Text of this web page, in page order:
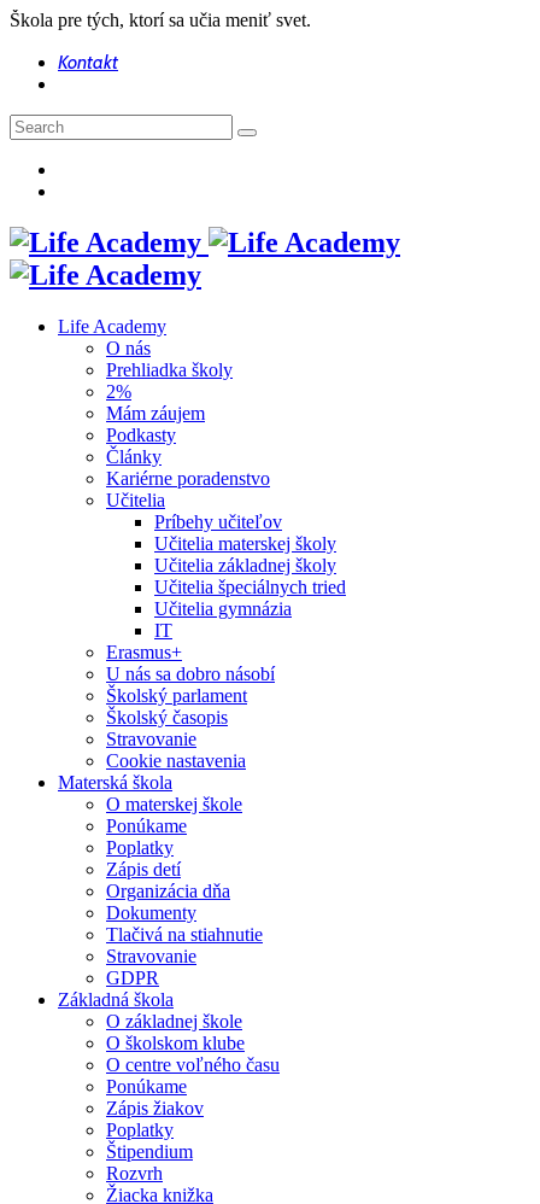
Škola pre tých, ktorí sa učia meniť svet.
Kontakt
Life Academy
O nás
Prehliadka školy
2%
Mám záujem
Podkasty
Články
Kariérne poradenstvo
Učitelia
Príbehy učiteľov
Učitelia materskej školy
Učitelia základnej školy
Učitelia špeciálnych tried
Učitelia gymnázia
IT
Erasmus+
U nás sa dobro násobí
Školský parlament
Školský časopis
Stravovanie
Cookie nastavenia
Materská škola
O materskej škole
Ponúkame
Poplatky
Zápis detí
Organizácia dňa
Dokumenty
Tlačivá na stiahnutie
Stravovanie
GDPR
Základná škola
O základnej škole
O školskom klube
O centre voľného času
Ponúkame
Zápis žiakov
Poplatky
Štipendium
Rozvrh
Žiacka knižka